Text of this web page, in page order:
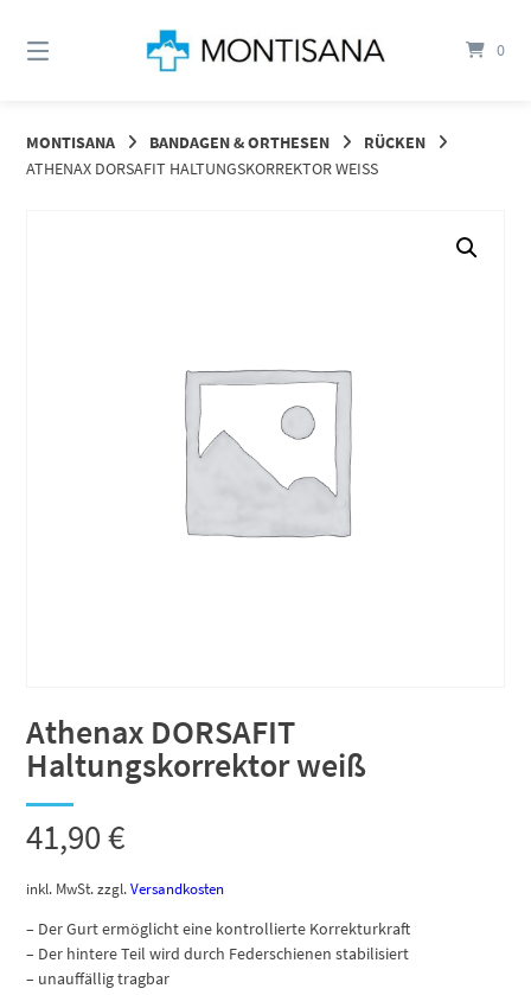
zum
0
MONTISANA BANDAGEN & ORTHESEN
RÜCKEN
ATHENAX DORSAFIT HALTUNGSKORREKTOR WEISS
Athenax DORSAFIT
Haltungskorrektor weiß
41,90€
inkl. MwSt. zzgl.Versandkosten
– Der Gurt ermöglicht eine kontrollierte Korrekturkraft
– Der hintere Teil wird durch Federschienen stabilisiert
– unauffällig tragbar